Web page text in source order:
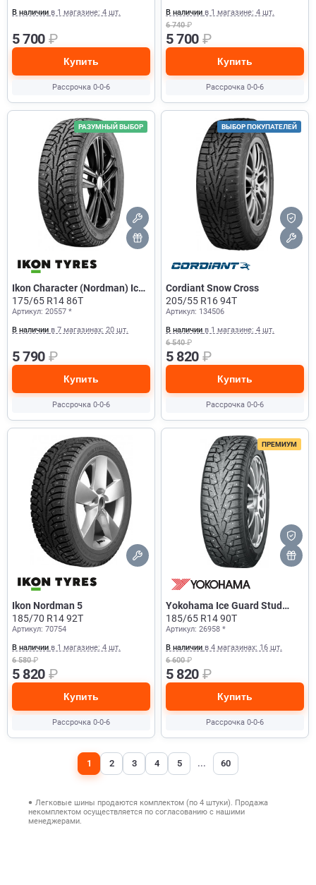
В наличии в 1 магазине: 4 шт.
5 700 ₽
Купить
Рассрочка 0-0-6
В наличии в 1 магазине: 4 шт.
6 740₽
5 700 ₽
Купить
Рассрочка 0-0-6
РАЗУМНЫЙ ВЫБОР
Ikon Character (Nordman) Ice
5175/65 R14 86T
Артикул: 20557 *
В наличии в 7 магазинах: 20 шт.
5 790 ₽
Купить
Рассрочка 0-0-6
ВЫБОР ПОКУПАТЕЛЕЙ
Cordiant Snow Cross
205/55 R16 94T
Артикул: 134506
В наличии в 1 магазине: 4 шт.
6 540₽
5 820 ₽
Купить
Рассрочка 0-0-6
Ikon Nordman 5
185/70 R14 92T
Артикул: 70754
В наличии в 1 магазине: 4 шт.
6 580₽
5 820 ₽
Купить
Рассрочка 0-0-6
ПРЕМИУМ
Yokohama Ice Guard Stud
IG55
185/65 R14 90T
Артикул: 26958 *
В наличии в 4 магазинах: 16 шт.
6 600₽
5 820 ₽
Купить
Рассрочка 0-0-6
1 2 3 4 5 ... 60
Легковые шины продаются комплектом (по 4 штуки). Продажа
некомплектом осуществляется по согласованию с нашими
менеджерами.